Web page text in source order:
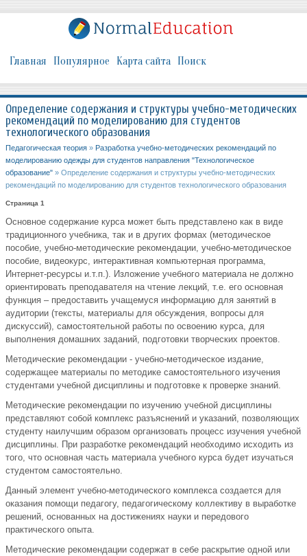
Главная Популярное Карта сайта Поиск
Определение содержания и структуры учебно-методических
рекомендаций по моделированию для студентов
технологического образования
Педагогическая теория » Разработка учебно-методических рекомендаций по
моделированию одежды для студентов направления "Технологическое
образование" » Определение содержания и структуры учебно-методических
рекомендаций по моделированию для студентов технологического образования
Страница 1
Основное содержание курса может быть представлено как в виде
традиционного учебника, так и в других формах (методическое
пособие, учебно-методические рекомендации, учебно-методическое
пособие, видеокурс, интерактивная компьютерная программа,
Интернет-ресурсы и.т.п.). Изложение учебного материала не должно
ориентировать преподавателя на чтение лекций, т.е. его основная
функция – предоставить учащемуся информацию для занятий в
аудитории (тексты, материалы для обсуждения, вопросы для
дискуссий), самостоятельной работы по освоению курса, для
выполнения домашних заданий, подготовки творческих проектов.
Методические рекомендации - учебно-методическое издание,
содержащее материалы по методике самостоятельного изучения
студентами учебной дисциплины и подготовке к проверке знаний.
Методические рекомендации по изучению учебной дисциплины
представляют собой комплекс разъяснений и указаний, позволяющих
студенту наилучшим образом организовать процесс изучения учебной
дисциплины. При разработке рекомендаций необходимо исходить из
того, что основная часть материала учебного курса будет изучаться
студентом самостоятельно.
Данный элемент учебно-методического комплекса создается для
оказания помощи педагогу, педагогическому коллективу в выработке
решений, основанных на достижениях науки и передового
практического опыта.
Методические рекомендации содержат в себе раскрытие одной или